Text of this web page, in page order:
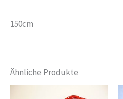
150cm
Ähnliche Produkte